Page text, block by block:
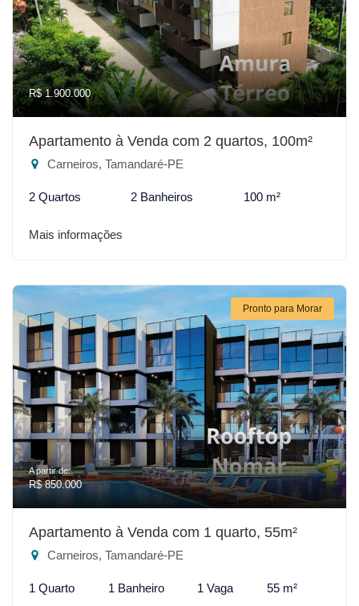
R$ 1.900.000
Apartamento à Venda com 2 quartos, 100m²
Carneiros, Tamandaré-PE
2 Quartos 2 Banheiros 100 m²
Mais informações
Pronto para Morar
A partir de:
R$ 850.000
Apartamento à Venda com 1 quarto, 55m²
Carneiros, Tamandaré-PE
1 Quarto 1 Banheiro 1 Vaga 55 m²